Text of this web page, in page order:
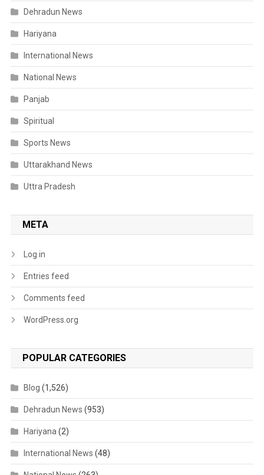
Dehradun News
Hariyana
International News
National News
Panjab
Spiritual
Sports News
Uttarakhand News
Uttra Pradesh
META
Log in
Entries feed
Comments feed
WordPress.org
POPULAR CATEGORIES
Blog (1,526)
Dehradun News (953)
Hariyana (2)
International News (48)